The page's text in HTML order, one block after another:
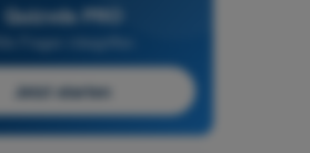
Quizvds PRO
Alle Fragen inbegriffen
Jetzt starten